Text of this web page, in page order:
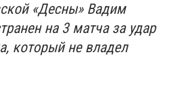
«Десны» Вадим
на 3 матча за удар
который не владел